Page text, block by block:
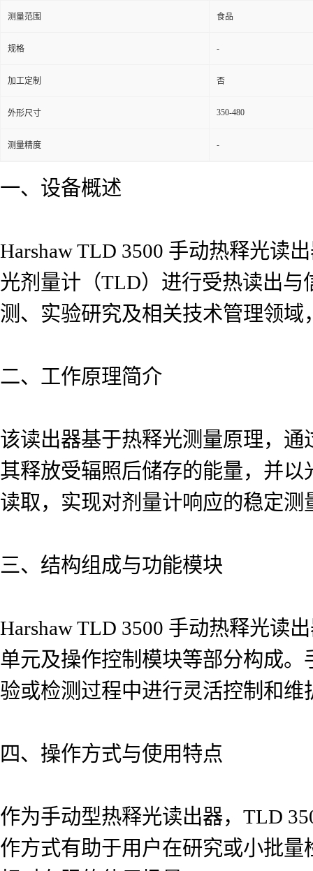
测量范围 食品
规格 -
加工定制 否
外形尺寸 350-480
测量精度 -
一、设备概述
Harshaw TLD 3500 手动热释光读
光剂量计（TLD）进行受热读出与
测、实验研究及相关技术管理领
二、工作原理简介
该读出器基于热释光测量原理，
其释放受辐照后储存的能量，并
读取，实现对剂量计响应的稳定测
三、结构组成与功能模块
Harshaw TLD 3500 手动热释光读
单元及操作控制模块等部分构成
验或检测过程中进行灵活控制和维
四、操作方式与使用特点
作为手动型热释光读出器，TLD
作方式有助于用户在研究或小批